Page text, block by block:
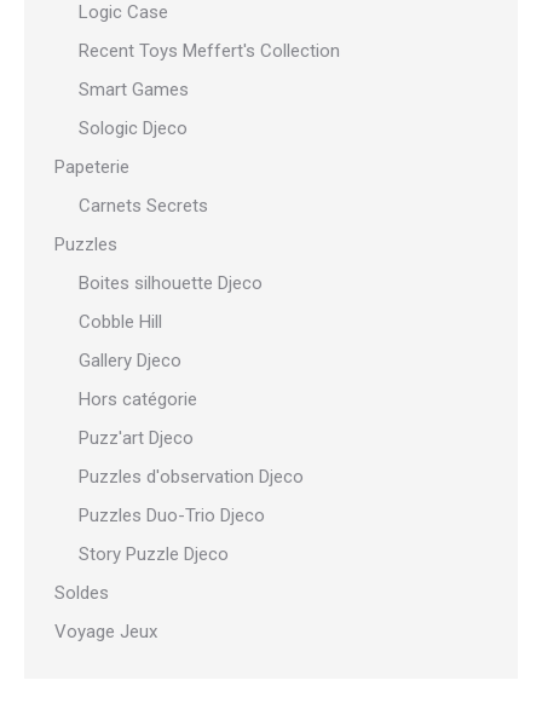
Logic Case
Recent Toys Meffert's Collection
Smart Games
Sologic Djeco
Papeterie
Carnets Secrets
Puzzles
Boites silhouette Djeco
Cobble Hill
Gallery Djeco
Hors catégorie
Puzz'art Djeco
Puzzles d'observation Djeco
Puzzles Duo-Trio Djeco
Story Puzzle Djeco
Soldes
Voyage Jeux